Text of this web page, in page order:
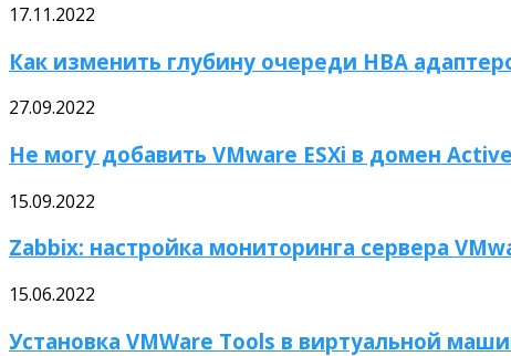
17.11.2022
Как изменить глубину очереди HBA
27.09.2022
Не могу добавить VMware ESXi в домен
15.09.2022
Zabbix: настройка мониторинга сервера
15.06.2022
Установка VMWare Tools в виртуальной